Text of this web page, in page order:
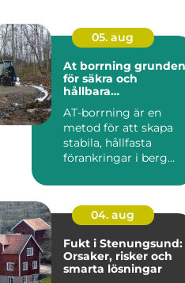
05. aug
At borrning grunden
för säkra och
hållbara
AT-borrning är en
metod för att skapa
stabila, hållfasta
förankringar i berg
anvä...
04. aug
Fukt i Stenungsund:
Orsaker, risker och
smarta lösningar